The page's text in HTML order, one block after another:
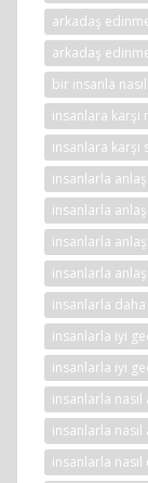
arkadaş
arkadaş
bir insanla
insanlara karşı
insanlara karşı
insanlarla
insanlarla
insanlarla
insanlarla
insanlarla
insanlarla iyi
insanlarla iyi
insanlarla nasıl
insanlarla
insanlarla